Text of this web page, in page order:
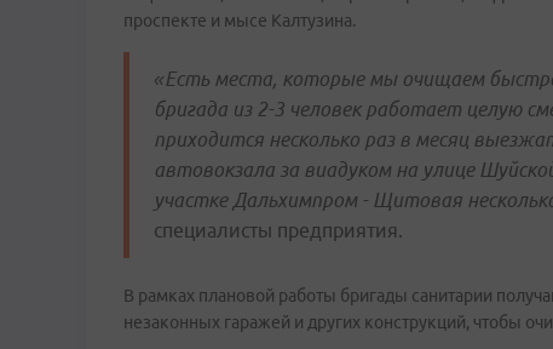
проспекте и мысе Калтузина.
«Есть места, которые мы очищаем
бригада из 2-3 человек работает целую
приходится несколько раз в месяц
автовокзала за виадуком на улице
участке Дальхимпром - Щитовая
специалисты предприятия.
В рамках плановой работы бригады санитарии
незаконных гаражей и других конструкций, чтобы